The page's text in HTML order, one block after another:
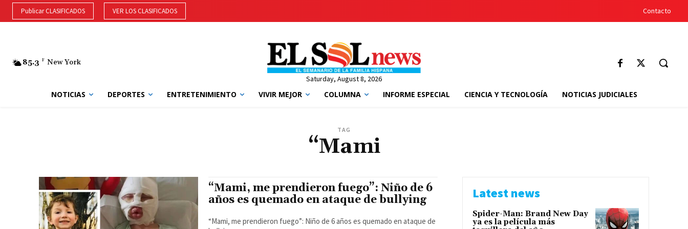
Publicar CLASIFICADOS VER LOS CLASIFICADOS Contacto
85.3 F New York
Saturday, August 8, 2026
NOTICIAS DEPORTES ENTRETENIMIENTO VIVIR MEJOR COLUMNA INFORME ESPECIAL CIENCIA Y TECNOLOGÍA NOTICIAS JUDICIALES
TAG
“Mami
“Mami, me prendieron fuego”: Niño de 6
años es quemado en ataque de bullying
“Mami, me prendieron fuego”: Niño de 6 años es quemado en ataque de
Latest news
Spider-Man: Brand New Day
ya es la película más